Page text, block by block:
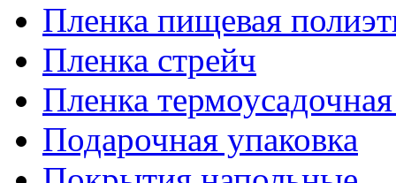
Пленка пищевая
Пленка стрейч
Пленка
Подарочная упаковка